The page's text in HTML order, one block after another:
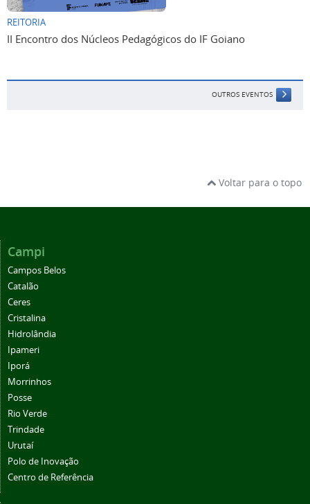
REITORIA
II Encontro dos Núcleos Pedagógicos do IF Goiano
OUTROS EVENTOS
Voltar para o topo
Campi
Campos Belos
Catalão
Ceres
Cristalina
Hidrolândia
Ipameri
Iporá
Morrinhos
Posse
Rio Verde
Trindade
Urutaí
Polo de Inovação
Centro de Referência